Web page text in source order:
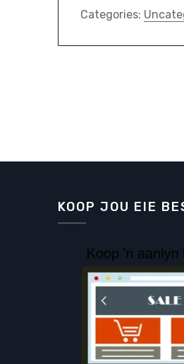
Categories:
KOOP JOU EIE